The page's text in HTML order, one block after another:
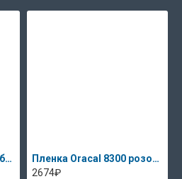
Ленточный упаковщик банкнот DoCash 2500 снят с пр-ва
Пленка Oracal 8300 розовый 085, 13.3кг
2674₽